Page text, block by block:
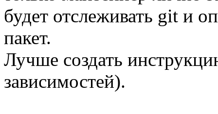
будет отслеживать git и
пакет.
Лучше создать
зависимостей).